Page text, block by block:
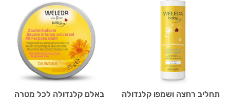
תחליב רחצה ושמפו קלנדולה
באלם קלנדולה לכל מטרה